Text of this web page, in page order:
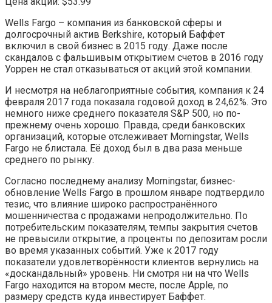
Wells Fargo – компания из банковской сферы и
долгосрочный актив Berkshire, который Баффет
включил в свой бизнес в 2015 году. Даже после
скандалов с фальшивым открытием счетов в 2016 году
Уоррен не стал отказываться от акций этой компании.
И несмотря на неблагоприятные события, компания к 24
февраля 2017 года показала годовой доход в 24,62%. Это
немного ниже среднего показателя S&P 500, но по-
прежнему очень хорошо. Правда, среди банковских
организаций, которые отслеживает Morningstar, Wells
Fargo не блистала. Её доход был в два раза меньше
среднего по рынку.
Согласно последнему анализу Morningstar, бизнес-
обновление Wells Fargo в прошлом январе подтвердило
тезис, что влияние широко распространённого
мошенничества с продажами непродолжительно. По
потребительским показателям, темпы закрытия счетов
не превысили открытие, а проценты по депозитам росли
во время указанных событий. Уже к 2017 году
показатели удовлетворённости клиентов вернулись на
«доскандальный» уровень. Ни смотря ни на что Wells
Fargo находится на втором месте, после Apple, по
размеру средств куда инвестирует Баффет.